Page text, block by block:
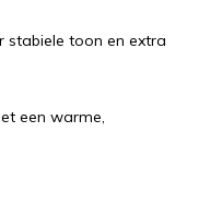
stabiele toon en extra
een warme,